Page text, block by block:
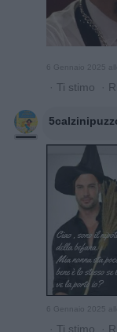
6 Gennaio 2025
· Ti stimo ·
6 Gennaio 2025
· Ti stimo ·